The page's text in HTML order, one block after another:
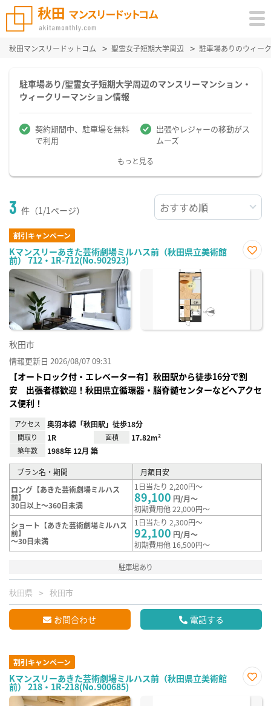
秋田マンスリードットコム 聖霊女子短期大学周辺 駐車場ありのウィー
駐車場あり/聖霊女子短期大学周辺のマンスリーマンション・
ウィークリーマンション情報
契約期間中、駐車場を無料
で利用
出張やレジャーの移動がス
ムーズ
もっと見る
3 件（1/1ページ）
割引キャンペーン
Kマンスリーあきた芸術劇場ミルハス前（秋田県立美術館
前） 712・1R-712(No.902923)
に入
秋田市
情報更新日 2026/08/07 09:31
【オートロック付・エレベーター有】秋田駅から徒歩16分で割
安 出張者様歓迎！秋田県立循環器・脳脊髄センターなどへアクセ
ス便利！
アクセス 奥羽本線「秋田駅」徒歩18分
間取り 1R 面積 17.82m²
築年数 1988年 12月 築
プラン名・期間
月額目安
ロング【あきた芸術劇場ミルハス
前】
30日以上～360日未満
1日当たり 2,200円～
89,100 円/月～
初期費用他 22,000円～
ショート【あきた芸術劇場ミルハス
前】
～30日未満
1日当たり 2,300円～
92,100 円/月～
初期費用他 16,500円～
駐車場あり
秋田県 秋田市
お問合わせ 電話する
割引キャンペーン
Kマンスリーあきた芸術劇場ミルハス前（秋田県立美術館
前） 218・1R-218(No.900685)
に入